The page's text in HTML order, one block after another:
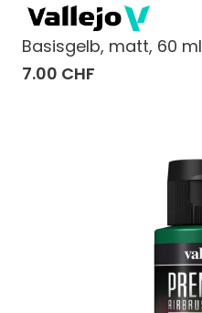
Basisgelb, matt, 60 ml
7.00 CHF